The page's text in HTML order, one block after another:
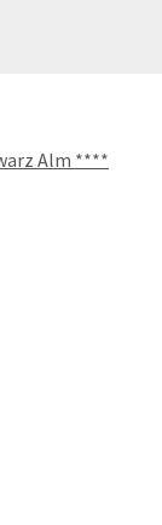
Alm ****